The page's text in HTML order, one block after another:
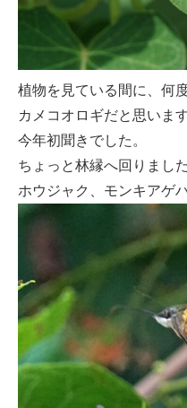
植物を見ている間に、何
カメコオロギだと思いま
今年初聞きでした。
ちょっと林縁へ回りまし
ホウジャク、モンキアゲ